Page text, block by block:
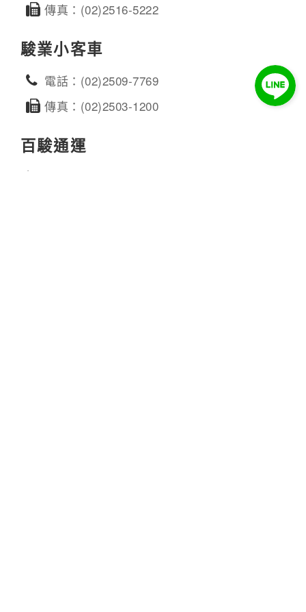
傳真：(02)2516-5222
駿業小客車
電話：(02)2509-7769
傳真：(02)2503-1200
百駿通運